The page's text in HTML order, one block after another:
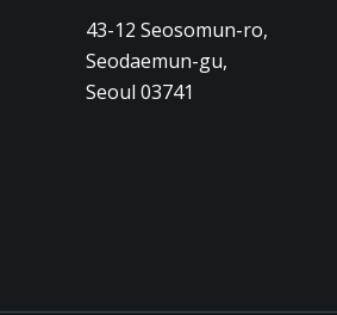
43-12 Seosomun-ro,
Seodaemun-gu,
Seoul 03741